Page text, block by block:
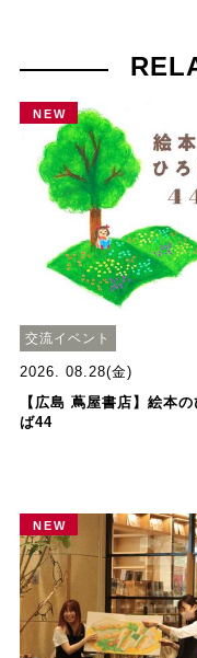
NEW
交流イベント
2026. 08.28(金)
【広島 蔦屋書店】絵本の
ば44
NEW